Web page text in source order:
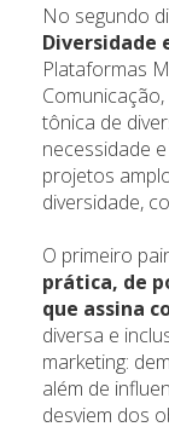
No segundo
Diversidade
Plataformas
tônica de
necessidade
projetos
diversidade,
O primeiro
prática, de
que assina
diversa e
marketing:
além de
desviem dos